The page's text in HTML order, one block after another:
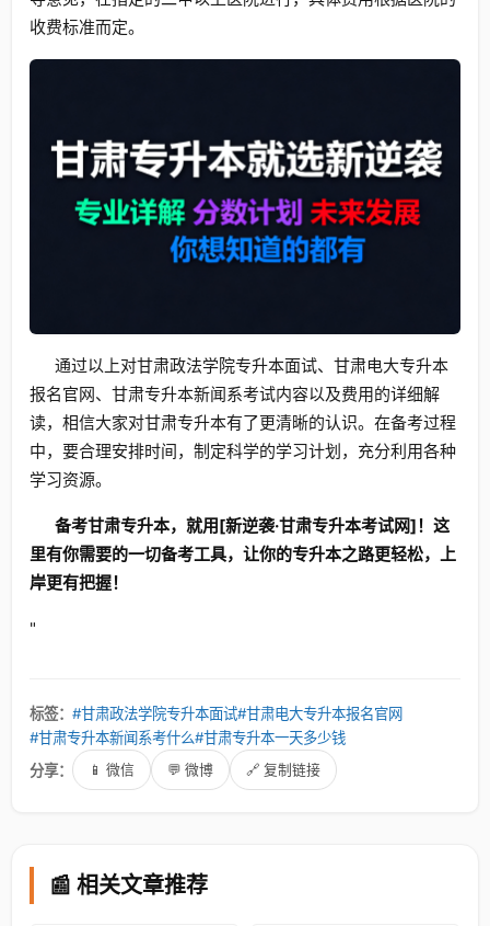
收费标准而定。
通过以上对甘肃政法学院专升本面试、甘肃电大专升本
报名官网、甘肃专升本新闻系考试内容以及费用的详细解
读，相信大家对甘肃专升本有了更清晰的认识。在备考过程
中，要合理安排时间，制定科学的学习计划，充分利用各种
学习资源。
备考甘肃专升本，就用[新逆袭·甘肃专升本考试网]！这
里有你需要的一切备考工具，让你的专升本之路更轻松，上
岸更有把握！
"
标签： #甘肃政法学院专升本面试#甘肃电大专升本报名官网
#甘肃专升本新闻系考什么#甘肃专升本一天多少钱
分享：
📱 微信 💬 微博 🔗 复制链接
📰 相关文章推荐